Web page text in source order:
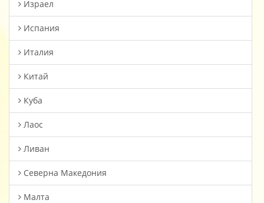
Израел
Испания
Италия
Китай
Куба
Лаос
Ливан
Северна Македония
Малта